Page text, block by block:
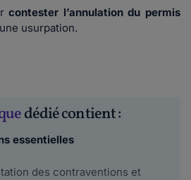
contester l’annulation du permis
usurpation.
dédié contient :
essentielles
des contraventions et